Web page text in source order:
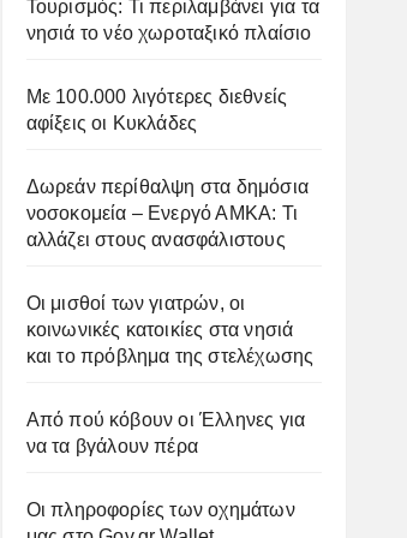
Τουρισμός: Τι περιλαμβάνει για τα
νησιά το νέο χωροταξικό πλαίσιο
Με 100.000 λιγότερες διεθνείς
αφίξεις οι Κυκλάδες
Δωρεάν περίθαλψη στα δημόσια
νοσοκομεία – Ενεργό ΑΜΚΑ: Τι
αλλάζει στους ανασφάλιστους
Οι μισθοί των γιατρών, οι
κοινωνικές κατοικίες στα νησιά
και το πρόβλημα της στελέχωσης
Από πού κόβουν οι Έλληνες για
να τα βγάλουν πέρα
Οι πληροφορίες των οχημάτων